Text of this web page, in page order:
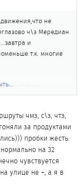
не
ч\з Мередиан
и
т.к. многие
нигде не
чмз, с\з, чтз,
за продуктами
пробки жесть.
на 32
чувствуется
улице не +, а я в